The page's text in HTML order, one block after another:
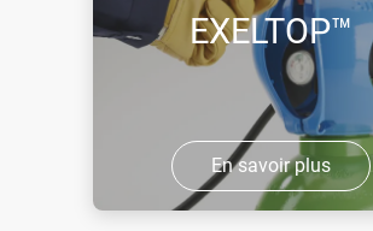
EXELTOP™
En savoir plus